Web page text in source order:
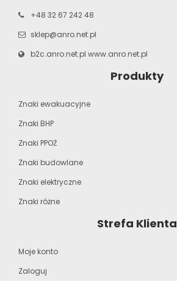
+48 32 67 242 48
sklep@anro.net.pl
b2c.anro.net.pl www.anro.net.pl
Produkty
Znaki ewakuacyjne
Znaki BHP
Znaki PPOŻ
Znaki budowlane
Znaki elektryczne
Znaki różne
Strefa Klienta
Moje konto
Zaloguj